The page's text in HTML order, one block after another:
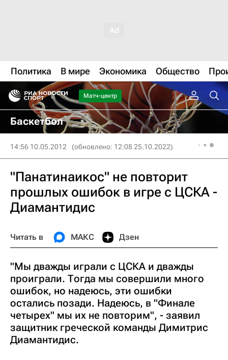
Политика В мире Экономика Общество
Матч-центр
Баскетбол
14:56 10.05.2012 (обновлено: 12:08 25.10.2022)
"Панатинаикос" не повторит
прошлых ошибок в игре с ЦСКА -
Диамантидис
Читать в МАКС Дзен
"Мы дважды играли с ЦСКА и дважды
проиграли. Тогда мы совершили много
ошибок, но надеюсь, эти ошибки
остались позади. Надеюсь, в "Финале
четырех" мы их не повторим", - заявил
защитник греческой команды Димитрис
Диамантидис.